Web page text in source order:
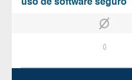
uso de software seguro
0